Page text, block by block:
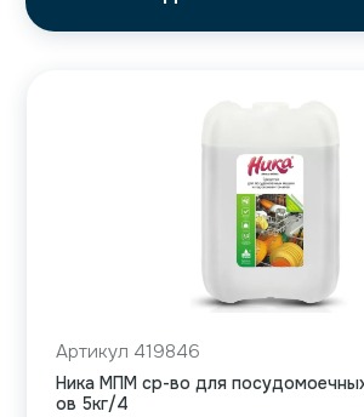
Артикул 419846
Ника МПМ ср-во для
ов 5кг/4